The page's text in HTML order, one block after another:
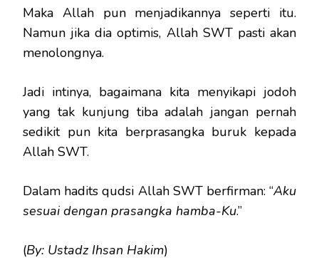
Maka Allah pun menjadikannya seperti itu.
Namun jika dia optimis, Allah SWT pasti akan
menolongnya.
Jadi intinya, bagaimana kita menyikapi jodoh
yang tak kunjung tiba adalah jangan pernah
sedikit pun kita berprasangka buruk kepada
Allah SWT.
Dalam hadits qudsi Allah SWT berfirman: “Aku
sesuai dengan prasangka hamba-Ku.”
(By: Ustadz Ihsan Hakim)